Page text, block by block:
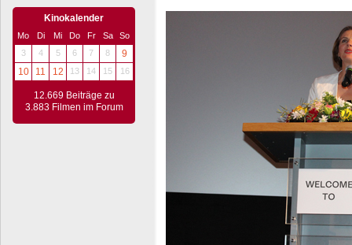
Kinokalender
Mo Di Mi Do Fr Sa
So
3
4 5 6 7 8
9
10
11 12 13 14 15 16
12.669 Beiträge zu
3.883 Filmen im Forum